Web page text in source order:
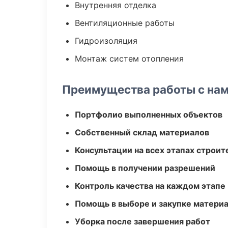
Внутренняя отделка
Вентиляционные работы
Гидроизоляция
Монтаж систем отопления
Преимущества работы с
Портфолио выполненных объектов
Собственный склад материалов
Консультации на всех этапах
Помощь в получении разрешений
Контроль качества на каждом этапе
Помощь в выборе и закупке
Уборка после завершения работ